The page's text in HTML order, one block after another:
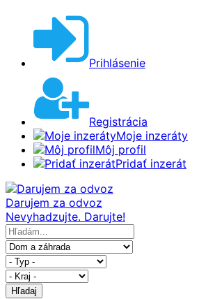
Prihlásenie
Registrácia
Moje inzeráty
Môj profil
Pridať inzerát
Darujem za odvoz
Nevyhadzujte. Darujte!
Hľadaj